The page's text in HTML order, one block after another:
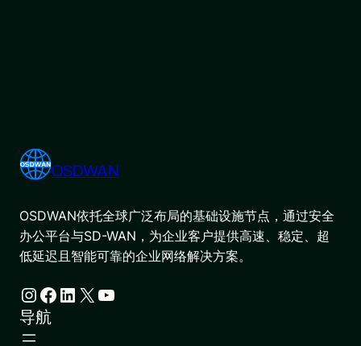
OSDWAN
OSDWAN依托全球广泛布局的基础设施节点，通过安全
办公平台与SD-WAN，为企业客户提供高速、稳定、超
低延迟且智能可靠的企业网络解决方案。
Instagram Facebook LinkedIn X YouTube
导航